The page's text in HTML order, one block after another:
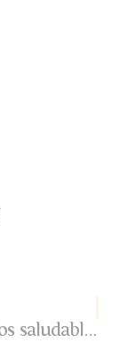
Promoción de hábitos saludables. Depende de ti